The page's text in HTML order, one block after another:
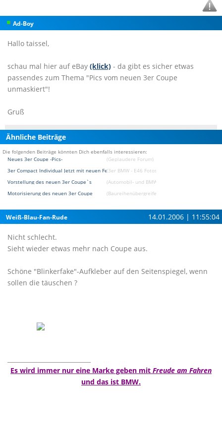
Ad-Boy
Hallo taissel,
schau mal hier auf eBay (klick) - da gibt es sicher etwas
passendes zum Thema "Pics vom neuen 3er Coupe
unmaskiert"!
Gruß
Ähnliche Beiträge
Die folgenden Beiträge könnten Dich ebenfalls interessieren:
Neues 3er Coupe -Pics-
(Geplaudere Forum)
3er Compact Individual Jetzt mit neuen Felgen+Pics(3er BMW - E46 Fotostories)
Vorstellung des neuen 3er Coupe`s
(Automobil- und BMW News-Blog Forum)
Motorisierung des neuen 3er Coupe
(Baureihenübergreifendes Forum)
Weiß-Blau-Fan-Rude 14.01.2006 | 11:55:04
Nicht schlecht.
Sieht wieder etwas mehr nach Coupe aus.
Schöne "Blinkerfake"-Aufkleber auf den Seitenspiegel, wenn
sollen die täuschen ?
Es wird immer nur eine Marke geben mit Freude am Fahren
und das ist BMW.